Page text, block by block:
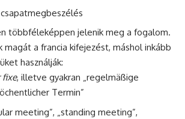
többféleképpen jelenik meg a fogalom.
a francia kifejezést, máshol inkább
használják:
fixe, illetve gyakran „regelmäßige
Termin”
meeting”, „standing meeting”,